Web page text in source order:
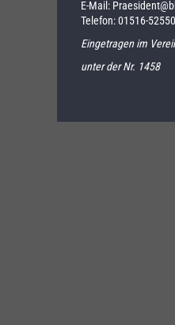
E-Mail:
Telefon:01516-
Eingetragen im
unter der Nr. 1458